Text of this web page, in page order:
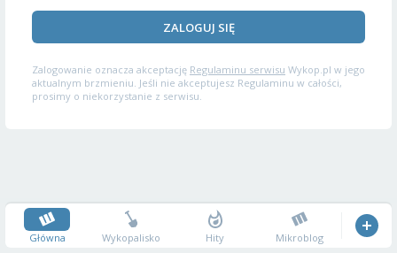
ZALOGUJ SIĘ
Zalogowanie oznacza akceptację Regulaminu serwisu Wykop.pl w jego
aktualnym brzmieniu. Jeśli nie akceptujesz Regulaminu w całości,
prosimy o niekorzystanie z serwisu.
Główna Wykopalisko Hity Mikroblog